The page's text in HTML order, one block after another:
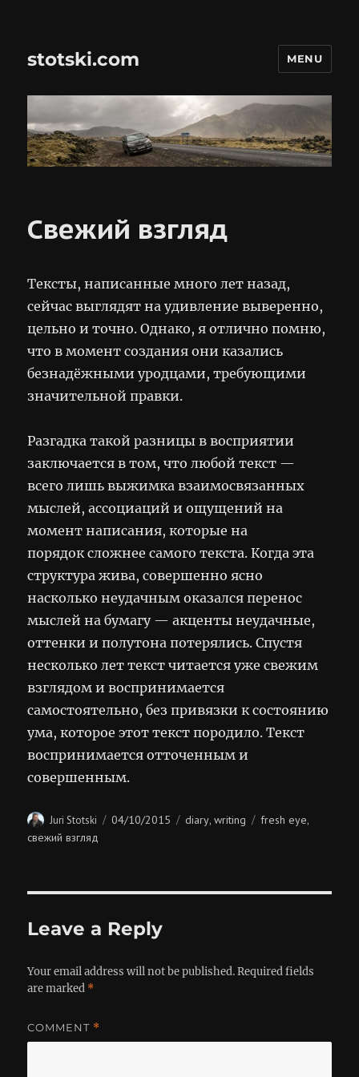
stotski.com MENU
Свежий взгляд
Тексты, написанные много лет назад,
сейчас выглядят на удивление выверенно,
цельно и точно. Однако, я отлично помню,
что в момент создания они казались
безнадёжными уродцами, требующими
значительной правки.
Разгадка такой разницы в восприятии
заключается в том, что любой текст —
всего лишь выжимка взаимосвязанных
мыслей, ассоциаций и ощущений на
момент написания, которые на
порядок сложнее самого текста. Когда эта
структура жива, совершенно ясно
насколько неудачным оказался перенос
мыслей на бумагу — акценты неудачные,
оттенки и полутона потерялись. Спустя
несколько лет текст читается уже свежим
взглядом и воспринимается
самостоятельно, без привязки к состоянию
ума, которое этот текст породило. Текст
воспринимается отточенным и
совершенным.
Author
Juri Stotski
Posted
04/10/2015 Categories
diary,writing Tags
fresh eye,
свежий взгляд
Leave a Reply
Your email address will not be published. Required fields
are marked *
COMMENT *